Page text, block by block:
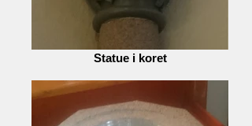
Statue i koret